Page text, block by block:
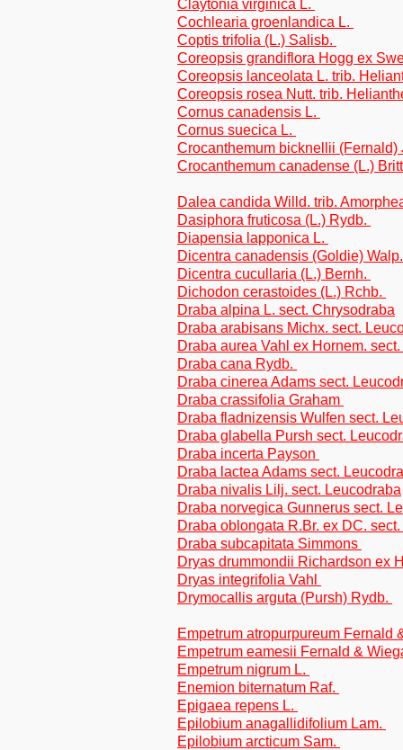
Claytonia virginica L.
Cochlearia groenlandica L.
Coptis trifolia (L.) Salisb.
Coreopsis grandiflora Hogg ex
Coreopsis lanceolata L. trib.
Coreopsis rosea Nutt. trib.
Cornus canadensis L.
Cornus suecica L.
Crocanthemum bicknellii
Crocanthemum canadense (L.)
Dalea candida Willd. trib.
Dasiphora fruticosa (L.) Rydb.
Diapensia lapponica L.
Dicentra canadensis (Goldie)
Dicentra cucullaria (L.) Bernh.
Dichodon cerastoides (L.) Rchb.
Draba alpina L. sect. Chrysodraba
Draba arabisans Michx. sect.
Draba aurea Vahl ex Hornem.
Draba cana Rydb.
Draba cinerea Adams sect.
Draba crassifolia Graham
Draba fladnizensis Wulfen sect.
Draba glabella Pursh sect.
Draba incerta Payson
Draba lactea Adams sect.
Draba nivalis Lilj. sect. Leucodraba
Draba norvegica Gunnerus sect.
Draba oblongata R.Br. ex DC.
Draba subcapitata Simmons
Dryas drummondii Richardson ex
Dryas integrifolia Vahl
Drymocallis arguta (Pursh) Rydb.
Empetrum atropurpureum Fernald
Empetrum eamesii Fernald &
Empetrum nigrum L.
Enemion biternatum Raf.
Epigaea repens L.
Epilobium anagallidifolium Lam.
Epilobium arcticum Sam.